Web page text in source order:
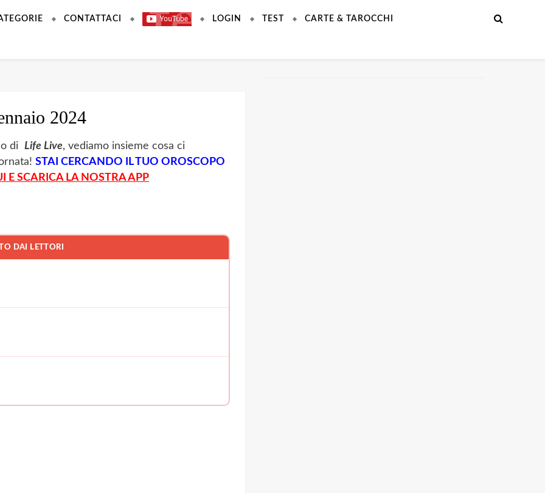
CONTATTACI LOGIN TEST CARTE & TAROCCHI
2024
di Life Live, vediamo insieme cosa ci
STAI CERCANDO IL TUO OROSCOPO
E SCARICA LA NOSTRA APP
DAI LETTORI